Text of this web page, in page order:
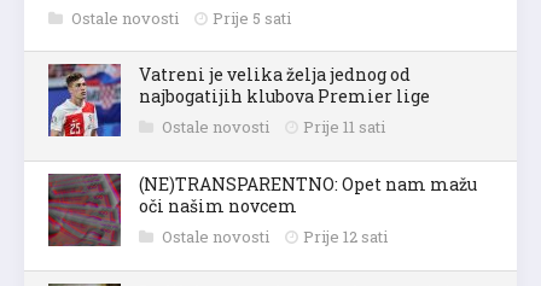
Ostale novosti Prije 5 sati
Vatreni je velika želja jednog od
najbogatijih klubova Premier lige
Ostale novosti Prije 11 sati
(NE)TRANSPARENTNO: Opet nam mažu
oči našim novcem
Ostale novosti Prije 12 sati